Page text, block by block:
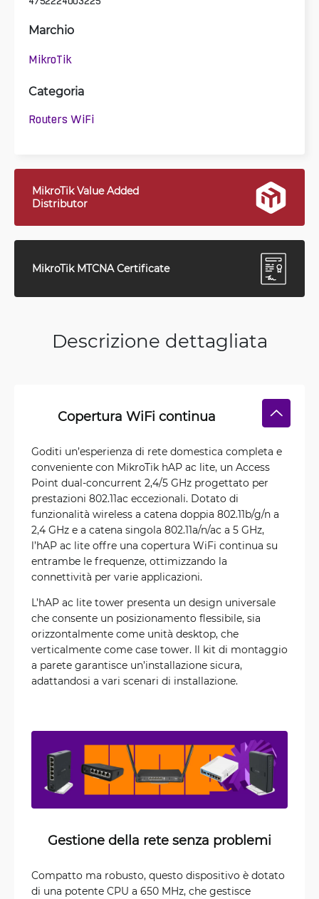
Marchio
MikroTik
Categoria
Routers WiFi
MikroTik Value Added
Distributor
MikroTik MTCNA Certificate
Descrizione dettagliata
Copertura WiFi continua
Goditi un’esperienza di rete domestica completa e
conveniente con MikroTik hAP ac lite, un Access
Point dual-concurrent 2,4/5 GHz progettato per
prestazioni 802.11ac eccezionali. Dotato di
funzionalità wireless a catena doppia 802.11b/g/n a
2,4 GHz e a catena singola 802.11a/n/ac a 5 GHz,
l’hAP ac lite offre una copertura WiFi continua su
entrambe le frequenze, ottimizzando la
connettività per varie applicazioni.
L’hAP ac lite tower presenta un design universale
che consente un posizionamento flessibile, sia
orizzontalmente come unità desktop, che
verticalmente come case tower. Il kit di montaggio
a parete garantisce un’installazione sicura,
adattandosi a vari scenari di installazione.
Gestione della rete senza problemi
Compatto ma robusto, questo dispositivo è dotato
di una potente CPU a 650 MHz, che gestisce